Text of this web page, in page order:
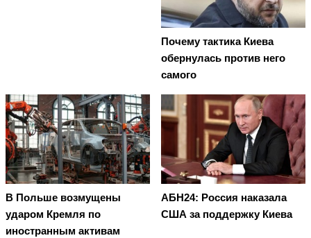
Почему тактика Киева
обернулась против него
самого
В Польше возмущены
ударом Кремля по
иностранным активам
АБН24: Россия наказала
США за поддержку Киева